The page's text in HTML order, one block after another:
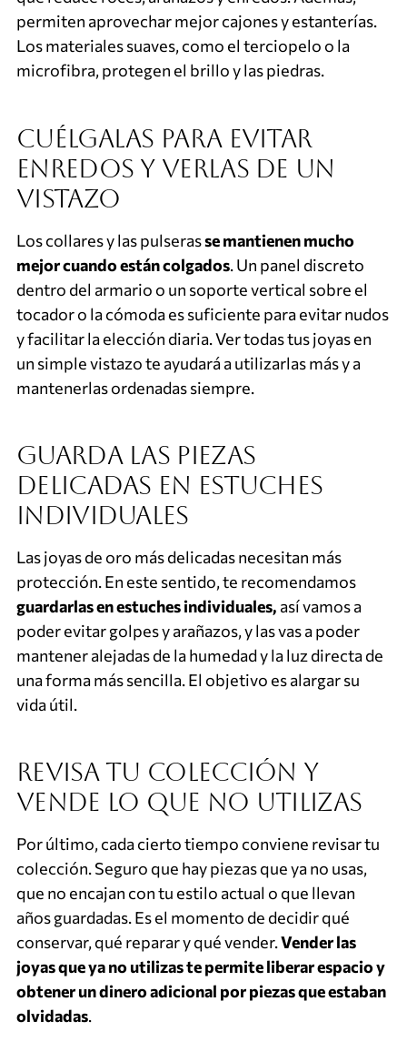
permiten aprovechar mejor cajones y estanterías.
Los materiales suaves, como el terciopelo o la
microfibra, protegen el brillo y las piedras.
Cuélgalas para evitar
enredos y verlas de un
vistazo
Los collares y las pulserasse mantienen mucho
mejor cuando están colgados. Un panel discreto
dentro del armario o un soporte vertical sobre el
tocador o la cómoda es suficiente para evitar nudos
y facilitar la elección diaria. Ver todas tus joyas en
un simple vistazo te ayudará a utilizarlas más y a
mantenerlas ordenadas siempre.
Guarda las piezas
delicadas en estuches
individuales
Las joyas de oro más delicadas necesitan más
protección. En este sentido, te recomendamos
guardarlas en estuches individuales, así vamos a
poder evitar golpes y arañazos, y las vas a poder
mantener alejadas de la humedad y la luz directa de
una forma más sencilla. El objetivo es alargar su
vida útil.
Revisa tu colección y
vende lo que no utilizas
Por último, cada cierto tiempo conviene revisar tu
colección. Seguro que hay piezas que ya no usas,
que no encajan con tu estilo actual o que llevan
años guardadas. Es el momento de decidir qué
conservar, qué reparar y qué vender.Vender las
joyas que ya no utilizas te permite liberar espacio y
obtener un dinero adicional por piezas que estaban
olvidadas.